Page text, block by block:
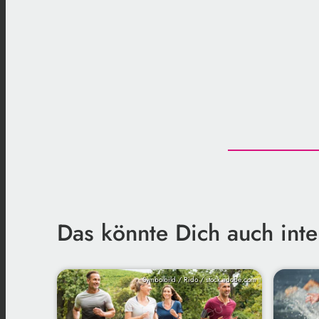
Das könnte Dich auch
Symbolbild / Rido / stock.adobe.com